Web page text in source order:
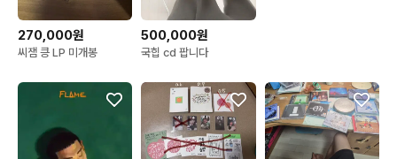
270,000원
씨잼 킁 LP 미개봉
500,000원
국힙 cd 팝니다